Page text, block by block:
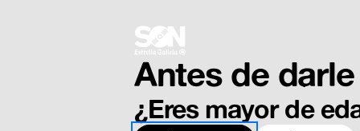
Antes de
¿Eres mayor de
Conciertos Gira Décimo Aniversario